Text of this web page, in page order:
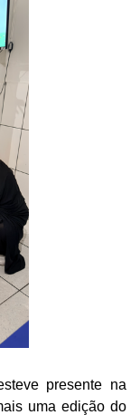
presente na
uma edição do